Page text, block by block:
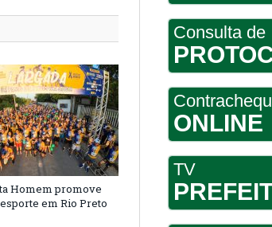
Homem promove
em Rio Preto
Consulta de
ONLINE
TV